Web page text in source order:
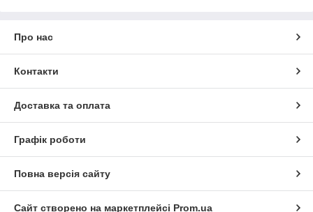
Про нас
Контакти
Доставка та оплата
Графік роботи
Повна версія сайту
Сайт створено на маркетплейсі Prom.ua